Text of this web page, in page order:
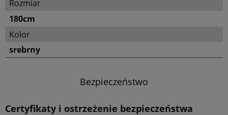
Rozmiar
180cm
Kolor
srebrny
Bezpieczeństwo
Certyfikaty i ostrzeżenie bezpieczeństwa